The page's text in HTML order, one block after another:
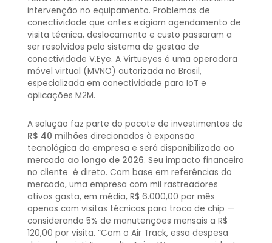
intervenção no equipamento. Problemas de
conectividade que antes exigiam agendamento de
visita técnica, deslocamento e custo passaram a
ser resolvidos pelo sistema de gestão de
conectividade V.Eye. A Virtueyes é uma operadora
móvel virtual (MVNO) autorizada no Brasil,
especializada em conectividade para IoT e
aplicações M2M.
A solução faz parte do pacote de investimentos de
R$ 40 milhões direcionados à expansão
tecnológica da empresa e será disponibilizada ao
mercado ao longo de 2026. Seu impacto financeiro
no cliente é direto. Com base em referências do
mercado, uma empresa com mil rastreadores
ativos gasta, em média, R$ 6.000,00 por mês
apenas com visitas técnicas para troca de chip —
considerando 5% de manutenções mensais a R$
120,00 por visita. “Com o Air Track, essa despesa